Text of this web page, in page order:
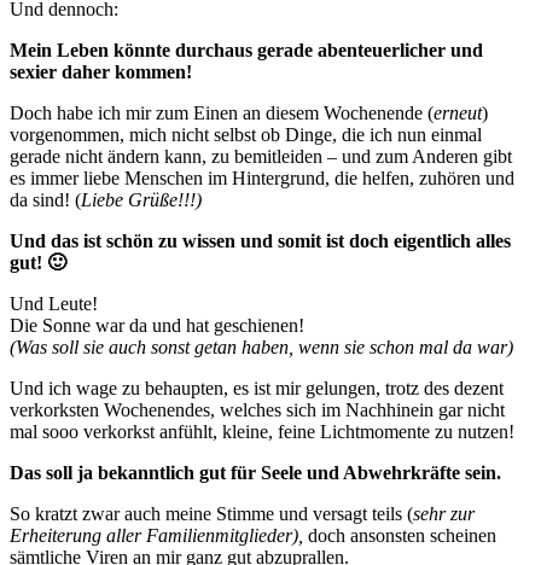
Und dennoch:
Mein Leben könnte durchaus gerade abenteuerlicher und
sexier daher kommen!
Doch habe ich mir zum Einen an diesem Wochenende (erneut)
vorgenommen, mich nicht selbst ob Dinge, die ich nun einmal
gerade nicht ändern kann, zu bemitleiden – und zum Anderen gibt
es immer liebe Menschen im Hintergrund, die helfen, zuhören und
da sind! (Liebe Grüße!!!)
Und das ist schön zu wissen und somit ist doch eigentlich alles
gut! 🙂
Und Leute!
Die Sonne war da und hat geschienen!
(Was soll sie auch sonst getan haben, wenn sie schon mal da war)
Und ich wage zu behaupten, es ist mir gelungen, trotz des dezent
verkorksten Wochenendes, welches sich im Nachhinein gar nicht
mal sooo verkorkst anfühlt, kleine, feine Lichtmomente zu nutzen!
Das soll ja bekanntlich gut für Seele und Abwehrkräfte sein.
So kratzt zwar auch meine Stimme und versagt teils (sehr zur
Erheiterung aller Familienmitglieder), doch ansonsten scheinen
sämtliche Viren an mir ganz gut abzuprallen.